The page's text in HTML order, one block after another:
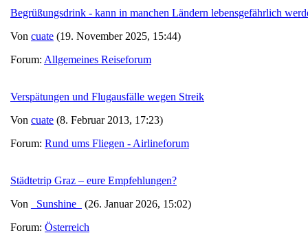
Begrüßungsdrink - kann in manchen Ländern lebensgefährlich
Von cuate (19. November 2025, 15:44)
Forum: Allgemeines Reiseforum
Verspätungen und Flugausfälle wegen Streik
Von cuate (8. Februar 2013, 17:23)
Forum: Rund ums Fliegen - Airlineforum
Städtetrip Graz – eure Empfehlungen?
Von
_Sunshine_
(26. Januar 2026, 15:02)
Forum: Österreich